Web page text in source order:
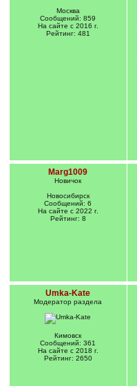
Москва
Сообщений: 859
На сайте с 2016 г.
Рейтинг: 481
Marg1009
Новичок
Новосибирск
Сообщений: 6
На сайте с 2022 г.
Рейтинг: 8
Umka-Kate
Модератор раздела
Кимовск
Сообщений: 361
На сайте с 2018 г.
Рейтинг: 2650